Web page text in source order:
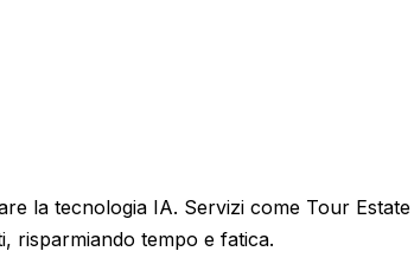
la tecnologia IA. Servizi come Tour
risparmiando tempo e fatica.